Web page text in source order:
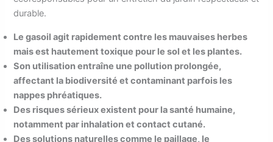
durable.
Le gasoil agit rapidement contre les mauvaises herbes
mais est hautement toxique pour le sol et les plantes.
Son utilisation entraîne une pollution prolongée,
affectant la biodiversité et contaminant parfois les
nappes phréatiques.
Des risques sérieux existent pour la santé humaine,
notamment par inhalation et contact cutané.
Des solutions naturelles comme le paillage, le